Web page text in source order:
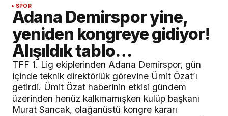
SPOR
Adana Demirspor yine,
yeniden kongreye gidiyor!
Alışıldık tablo…
TFF 1. Lig ekiplerinden Adana Demirspor, gün
içinde teknik direktörlük görevine Ümit Özat’ı
getirdi. Ümit Özat haberinin etkisi gündem
üzerinden henüz kalkmamışken kulüp başkanı
Murat Sancak, olağanüstü kongre kararı